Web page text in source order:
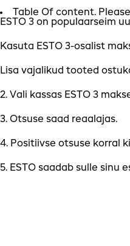
Table Of content.
ESTO 3 on populaarseim
Kasuta ESTO 3-osalist
Lisa vajalikud tooted
2. Vali kassas ESTO 3
3. Otsuse saad reaalajas.
4. Positiivse otsuse korral
5. ESTO saadab sulle sinu